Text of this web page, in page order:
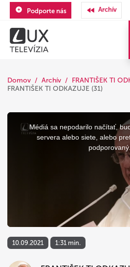
Podporte nás Archív
Domov Archív
FRANTIŠEK TI
FRANTIŠEK TI ODKAZUJE (31)
This
window.
Médiá sa nepodarilo načítať,
servera alebo siete, alebo
10.09.2021 1:31 min.